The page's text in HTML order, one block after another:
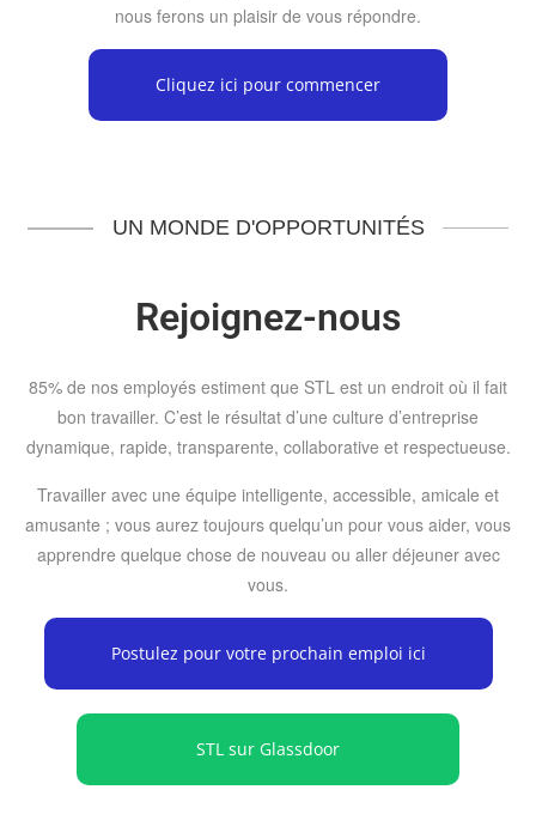
nous ferons un plaisir de vous répondre.
Cliquez ici pour commencer
UN MONDE D'OPPORTUNITÉS
Rejoignez-nous
85% de nos employés estiment que STL est un endroit où il fait
bon travailler. C’est le résultat d’une culture d’entreprise
dynamique, rapide, transparente, collaborative et respectueuse.
Travailler avec une équipe intelligente, accessible, amicale et
amusante ; vous aurez toujours quelqu’un pour vous aider, vous
apprendre quelque chose de nouveau ou aller déjeuner avec
vous.
Postulez pour votre prochain emploi ici
STL sur Glassdoor